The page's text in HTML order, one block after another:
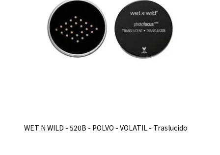
WET N WILD - 520B - POLVO - VOLATIL - Traslucido